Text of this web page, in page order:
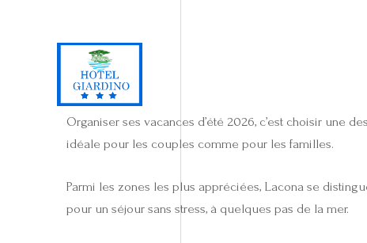
Organiser ses vacances d’été 2026, c’est choisir une
idéale pour les couples comme pour les familles.
Parmi les zones les plus appréciées, Lacona se
pour un séjour sans stress, à quelques pas de la mer.